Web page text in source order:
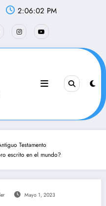
2:06:03 PM
Testamento
escrito en el mundo?
Mayo 1, 2023